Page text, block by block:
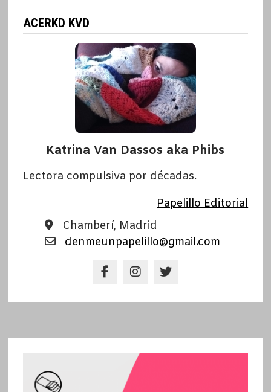
ACERKD KVD
Katrina Van Dassos aka Phibs
Lectora compulsiva por décadas.
Papelillo Editorial
Chamberí, Madrid
denmeunpapelillo@gmail.com